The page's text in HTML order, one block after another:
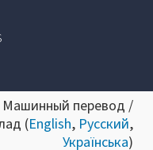
Машинный перевод /
(English, Русский,
Українська)